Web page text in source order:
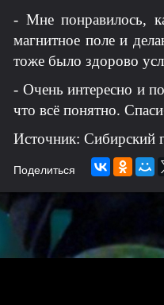
- Мне понравилось,
магнитное поле и
тоже было здорово
- Очень интересно и
что всё понятно.
Источник: Сибирский
Поделиться